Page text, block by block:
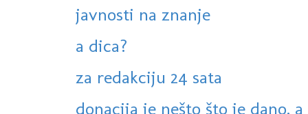
javnosti na znanje
a dica?
za redakciju 24 sata
donacija je nešto što je dano, a